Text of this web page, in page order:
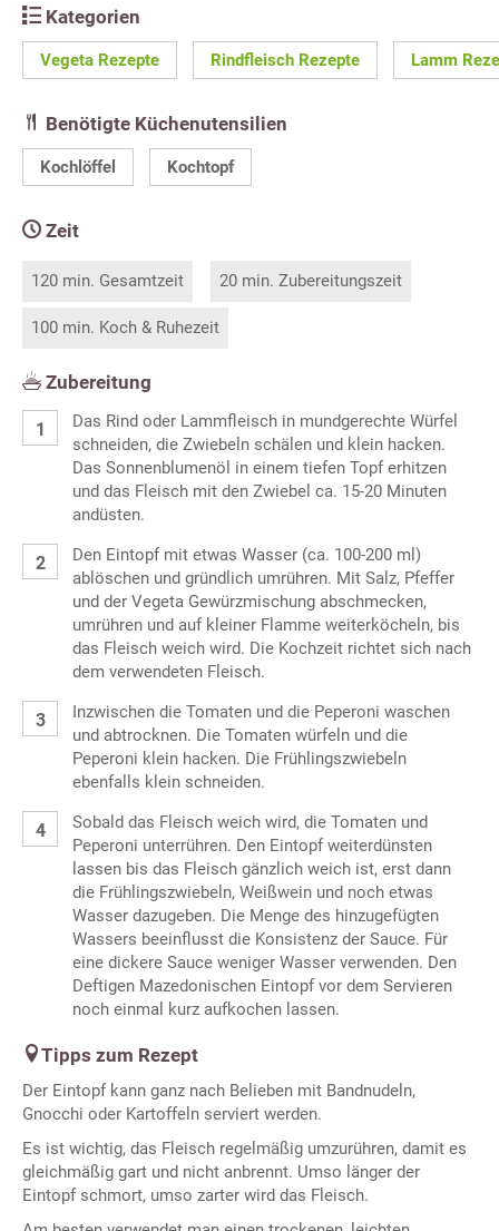
Kategorien
Vegeta Rezepte Rindfleisch Rezepte Lamm
Benötigte Küchenutensilien
Kochlöffel Kochtopf
Zeit
120 min. Gesamtzeit 20 min. Zubereitungszeit
100 min. Koch & Ruhezeit
Zubereitung
Das Rind oder Lammfleisch in mundgerechte Würfel
schneiden, die Zwiebeln schälen und klein hacken.
Das Sonnenblumenöl in einem tiefen Topf erhitzen
und das Fleisch mit den Zwiebel ca. 15-20 Minuten
andüsten.
Den Eintopf mit etwas Wasser (ca. 100-200 ml)
ablöschen und gründlich umrühren. Mit Salz, Pfeffer
und der Vegeta Gewürzmischung abschmecken,
umrühren und auf kleiner Flamme weiterköcheln, bis
das Fleisch weich wird. Die Kochzeit richtet sich nach
dem verwendeten Fleisch.
Inzwischen die Tomaten und die Peperoni waschen
und abtrocknen. Die Tomaten würfeln und die
Peperoni klein hacken. Die Frühlingszwiebeln
ebenfalls klein schneiden.
Sobald das Fleisch weich wird, die Tomaten und
Peperoni unterrühren. Den Eintopf weiterdünsten
lassen bis das Fleisch gänzlich weich ist, erst dann
die Frühlingszwiebeln, Weißwein und noch etwas
Wasser dazugeben. Die Menge des hinzugefügten
Wassers beeinflusst die Konsistenz der Sauce. Für
eine dickere Sauce weniger Wasser verwenden. Den
Deftigen Mazedonischen Eintopf vor dem Servieren
noch einmal kurz aufkochen lassen.
Tipps zum Rezept
Der Eintopf kann ganz nach Belieben mit Bandnudeln,
Gnocchi oder Kartoffeln serviert werden.
Es ist wichtig, das Fleisch regelmäßig umzurühren, damit es
gleichmäßig gart und nicht anbrennt. Umso länger der
Eintopf schmort, umso zarter wird das Fleisch.